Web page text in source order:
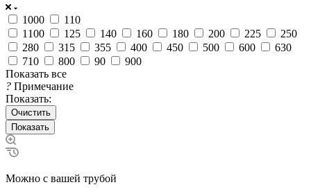
1000
110
1100
125 140 160 180 200 225
250
280
315 355 400 450 500 600
630
710
800 90
900
Показать все
? Примечание
Показать:
Очистить
Можно с вашей трубой